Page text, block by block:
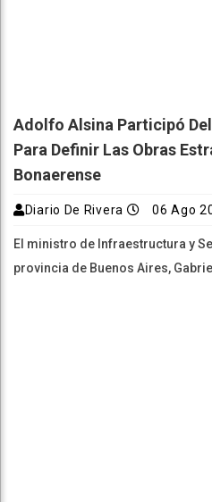
Adolfo Alsina Participó
Para Definir Las Obras
Bonaerense
Diario De Rivera 06 Ago
El ministro de Infraestructura y
provincia de Buenos Aires,